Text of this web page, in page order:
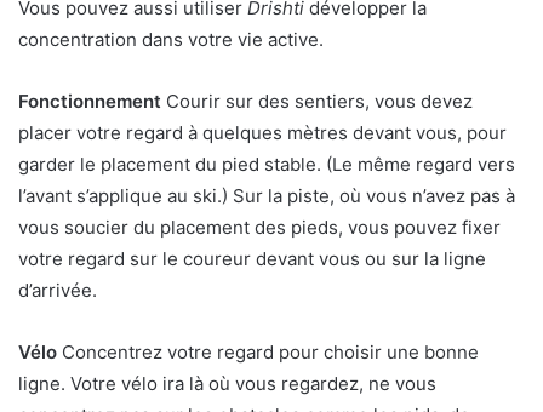
Vous pouvez aussi utiliser Drishti développer la
concentration dans votre vie active.
Fonctionnement Courir sur des sentiers, vous devez
placer votre regard à quelques mètres devant vous, pour
garder le placement du pied stable. (Le même regard vers
l’avant s’applique au ski.) Sur la piste, où vous n’avez pas à
vous soucier du placement des pieds, vous pouvez fixer
votre regard sur le coureur devant vous ou sur la ligne
d’arrivée.
Vélo Concentrez votre regard pour choisir une bonne
ligne. Votre vélo ira là où vous regardez, ne vous